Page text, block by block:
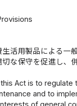
生活用製品による一
な保守を促進し、
Act is to
and to